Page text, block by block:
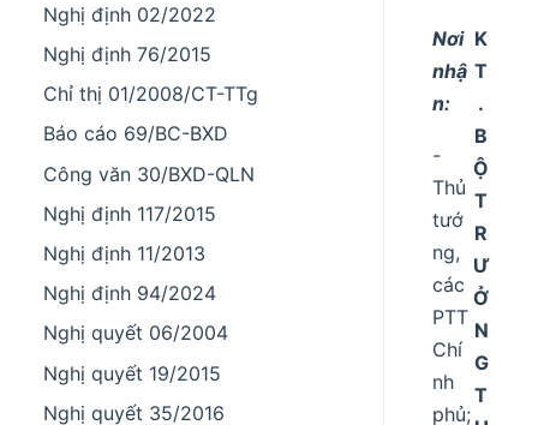
Nghị định 02/2022
Nghị định 76/2015
Chỉ thị 01/2008/CT-TTg
Báo cáo 69/BC-BXD
Công văn 30/BXD-QLN
Nghị định 117/2015
Nghị định 11/2013
Nghị định 94/2024
Nghị quyết 06/2004
Nghị quyết 19/2015
Nghị quyết 35/2016
Nơi
nhậ
n:
-
Thủ
tướ
ng,
các
PTT
Chí
nh
phủ;
K
T
.
B
Ộ
T
R
Ư
Ở
N
G
T